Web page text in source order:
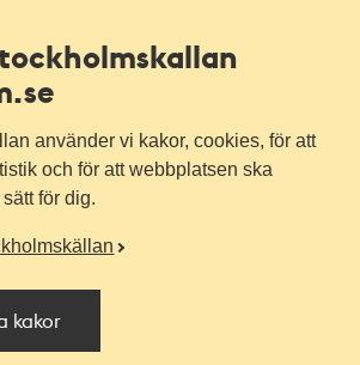
använder vi kakor, cookies, för att
och för att webbplatsen ska
för dig.
kakor